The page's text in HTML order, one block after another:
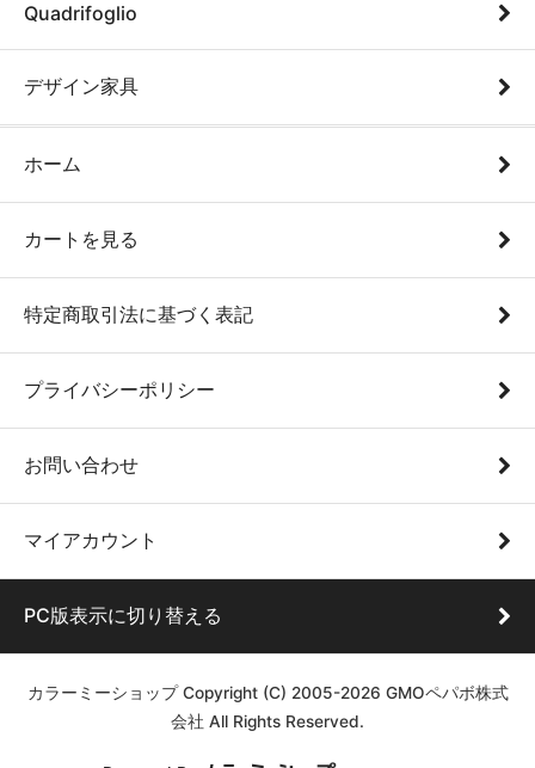
Quadrifoglio
デザイン家具
ホーム
カートを見る
特定商取引法に基づく表記
プライバシーポリシー
お問い合わせ
マイアカウント
PC版表示に切り替える
カラーミーショップCopyright (C) 2005-2026 GMOペパボ株式
会社 All Rights Reserved.